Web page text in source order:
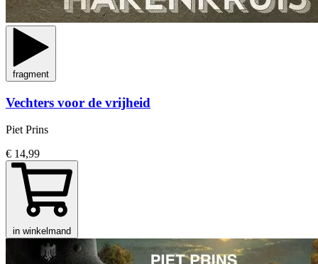
fragment
Vechters voor de vrijheid
Piet Prins
€ 14,99
in winkelmand